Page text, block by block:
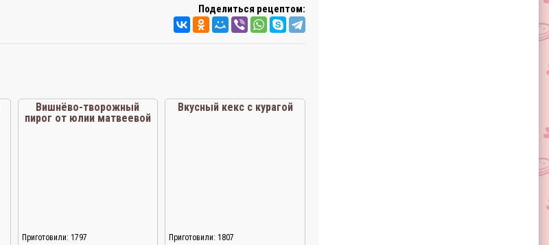
Поделиться рецептом:
Вишнёво-творожный
пирог от юлии матвеевой
Приготовили: 1797
Вкусный кекс с курагой
Приготовили: 1807